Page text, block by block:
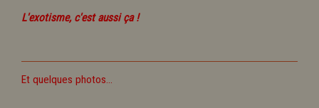
L'exotisme, c'est aussi ça !
Et quelques photos...